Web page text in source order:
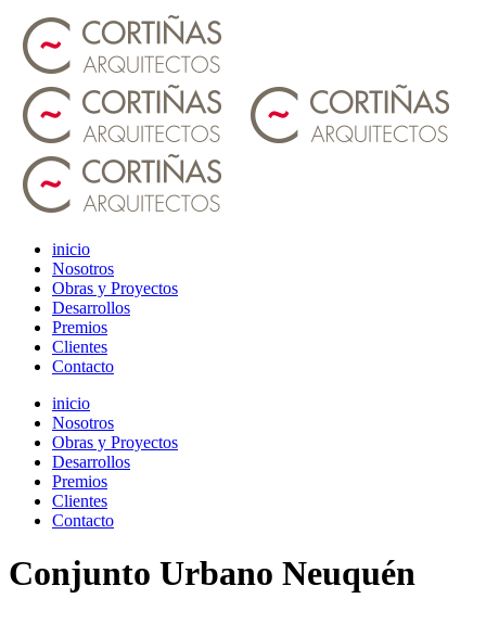
inicio
Nosotros
Obras y Proyectos
Desarrollos
Premios
Clientes
Contacto
inicio
Nosotros
Obras y Proyectos
Desarrollos
Premios
Clientes
Contacto
Conjunto Urbano Neuquén